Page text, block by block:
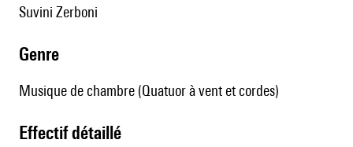
Suvini Zerboni
genre
Musique de chambre (Quatuor à vent et cordes)
effectif détaillé